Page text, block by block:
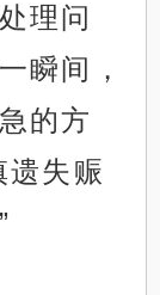
理问
瞬间，
的方
遗失赈